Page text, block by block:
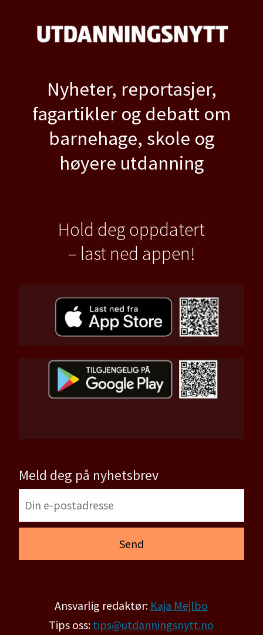
Nyheter, reportasjer,
fagartikler og debatt om
barnehage, skole og
høyere utdanning
Hold deg oppdatert
– last ned appen!
Meld deg på nyhetsbrev
Ansvarlig redaktør: Kaja Mejlbo
Tips oss: tips@utdanningsnytt.no